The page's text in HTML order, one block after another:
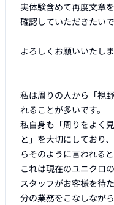
実体験含めて再度文章
確認していただきたい
よろしくお願いいたしま
私は周りの人から「視
れることが多いです。
私自身も「周りをよく
と」を大切にしており
らそのように言われると
これは現在のユニクロ
スタッフがお客様を待
分の業務をこなしなが